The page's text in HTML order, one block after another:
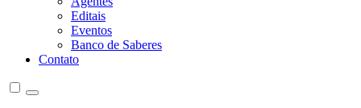
Editais
Eventos
Banco de Saberes
Contato